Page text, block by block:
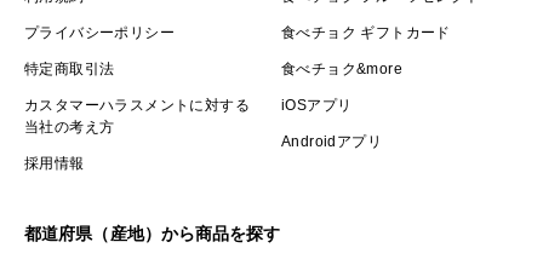
プライバシーポリシー
特定商取引法
カスタマーハラスメントに対する
当社の考え方
採用情報
食べチョク ギフトカード
食べチョク&more
iOSアプリ
Androidアプリ
都道府県（産地）から商品を探す